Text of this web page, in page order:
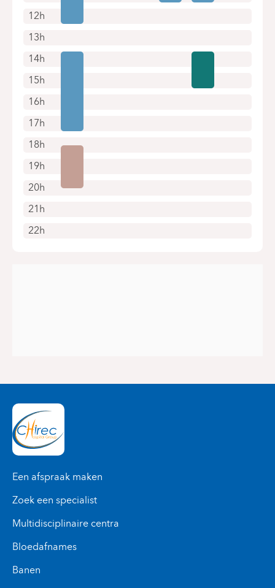
12h
13h
14h
15h
16h
17h
18h
19h
20h
21h
22h
Een afspraak maken
Zoek een specialist
Multidisciplinaire centra
Bloedafnames
Banen